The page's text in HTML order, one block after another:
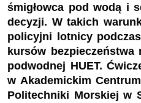
śmigłowca pod wodą i
decyzji. W takich
policyjni lotnicy
kursów
podwodnej HUET.
w Akademickim
Politechniki Morskiej w